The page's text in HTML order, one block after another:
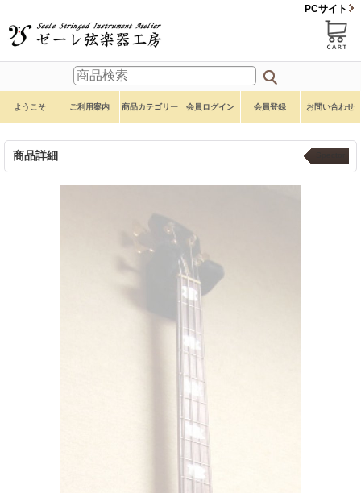
PCサイト
ようこそ ご利用案内 商品カテゴリー 会員ログイン 会員登録 お問い合わせ
商品詳細